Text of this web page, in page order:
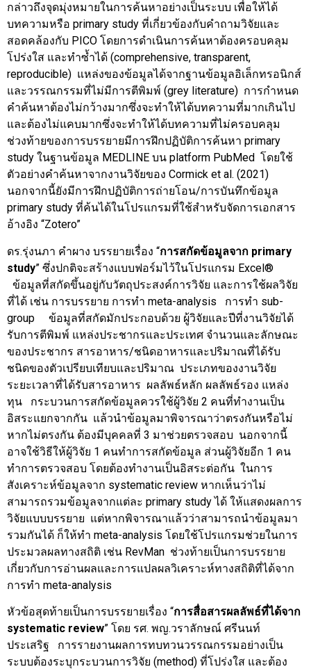
กล่าวถึงจุดมุ่งหมายในการค้นหาอย่างเป็นระบบ เพื่อให้ได้
บทความหรือ primary study ที่เกี่ยวข้องกับคำถามวิจัยและ
สอดคล้องกับ PICO โดยการดำเนินการค้นหาต้องครอบคลุม
โปร่งใส และทำซ้ำได้ (comprehensive, transparent,
reproducible) แหล่งของข้อมูลได้จากฐานข้อมูลอิเล็กทรอนิกส์
และวรรณกรรมที่ไม่มีการตีพิมพ์ (grey literature) การกำหนด
คำค้นหาต้องไม่กว้างมากซึ่งจะทำให้ได้บทความที่มากเกินไป
และต้องไม่แคบมากซึ่งจะทำให้ได้บทความที่ไม่ครอบคลุม
ช่วงท้ายของการบรรยายมีการฝึกปฏิบัติการค้นหา primary
study ในฐานข้อมูล MEDLINE บน platform PubMed โดยใช้
ตัวอย่างคำค้นหาจากงานวิจัยของ Cormick et al. (2021)
นอกจากนี้ยังมีการฝึกปฏิบัติการถ่ายโอน/การบันทึกข้อมูล
primary study ที่ค้นได้ในโปรแกรมที่ใช้สำหรับจัดการเอกสาร
อ้างอิง “Zotero”
ดร.รุ่งนภา คำผาง บรรยายเรื่อง “การสกัดข้อมูลจาก primary
study” ซึ่งปกติจะสร้างแบบฟอร์มไว้ในโปรแกรม Excel®
ข้อมูลที่สกัดขึ้นอยู่กับวัตถุประสงค์การวิจัย และการใช้ผลวิจัย
ที่ได้ เช่น การบรรยาย การทำ meta-analysis การทำ sub-
group ข้อมูลที่สกัดมักประกอบด้วย ผู้วิจัยและปีที่งานวิจัยได้
รับการตีพิมพ์ แหล่งประชากรและประเทศ จำนวนและลักษณะ
ของประชากร สารอาหาร/ชนิดอาหารและปริมาณที่ได้รับ
ชนิดของตัวเปรียบเทียบและปริมาณ ประเภทของงานวิจัย
ระยะเวลาที่ได้รับสารอาหาร ผลลัพธ์หลัก ผลลัพธ์รอง แหล่ง
ทุน กระบวนการสกัดข้อมูลควรใช้ผู้วิจัย 2 คนที่ทำงานเป็น
อิสระแยกจากกัน แล้วนำข้อมูลมาพิจารณาว่าตรงกันหรือไม่
หากไม่ตรงกัน ต้องมีบุคคลที่ 3 มาช่วยตรวจสอบ นอกจากนี้
อาจใช้วิธีให้ผู้วิจัย 1 คนทำการสกัดข้อมูล ส่วนผู้วิจัยอีก 1 คน
ทำการตรวจสอบ โดยต้องทำงานเป็นอิสระต่อกัน ในการ
สังเคราะห์ข้อมูลจาก systematic review หากเห็นว่าไม่
สามารถรวมข้อมูลจากแต่ละ primary study ได้ ให้แสดงผลการ
วิจัยแบบบรรยาย แต่หากพิจารณาแล้วว่าสามารถนำข้อมูลมา
รวมกันได้ ก็ให้ทำ meta-analysis โดยใช้โปรแกรมช่วยในการ
ประมวลผลทางสถิติ เช่น RevMan ช่วงท้ายเป็นการบรรยาย
เกี่ยวกับการอ่านผลและการแปลผลวิเคราะห์ทางสถิติที่ได้จาก
การทำ meta-analysis
หัวข้อสุดท้ายเป็นการบรรยายเรื่อง “การสื่อสารผลลัพธ์ที่ได้จาก
systematic review” โดย รศ. พญ.วราลักษณ์ ศรีนนท์
ประเสริฐ การรายงานผลการทบทวนวรรณกรรมอย่างเป็น
ระบบต้องระบุกระบวนการวิจัย (method) ที่โปร่งใส และต้อง